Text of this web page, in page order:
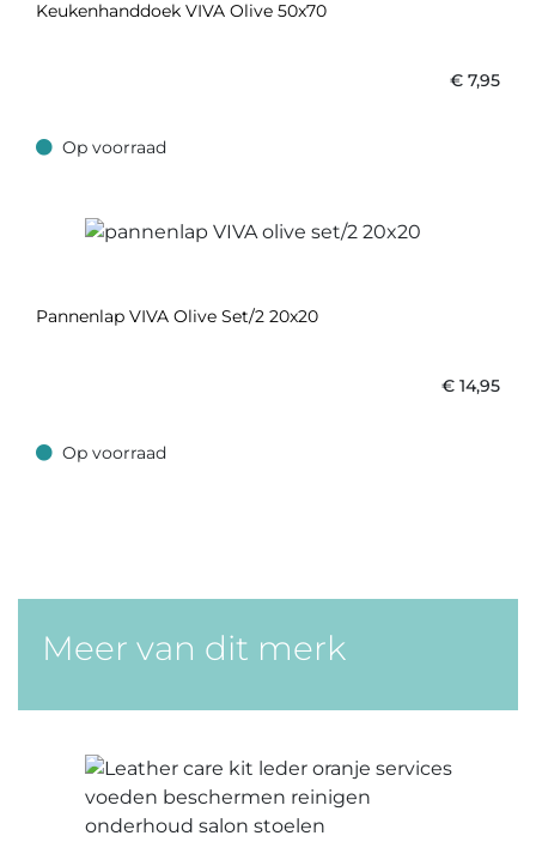
Keukenhanddoek VIVA Olive 50x70
€ 7,95
Op voorraad
Op voorraad
Pannenlap VIVA Olive Set/2 20x20
€ 14,95
Op voorraad
Op voorraad
Meer van dit merk